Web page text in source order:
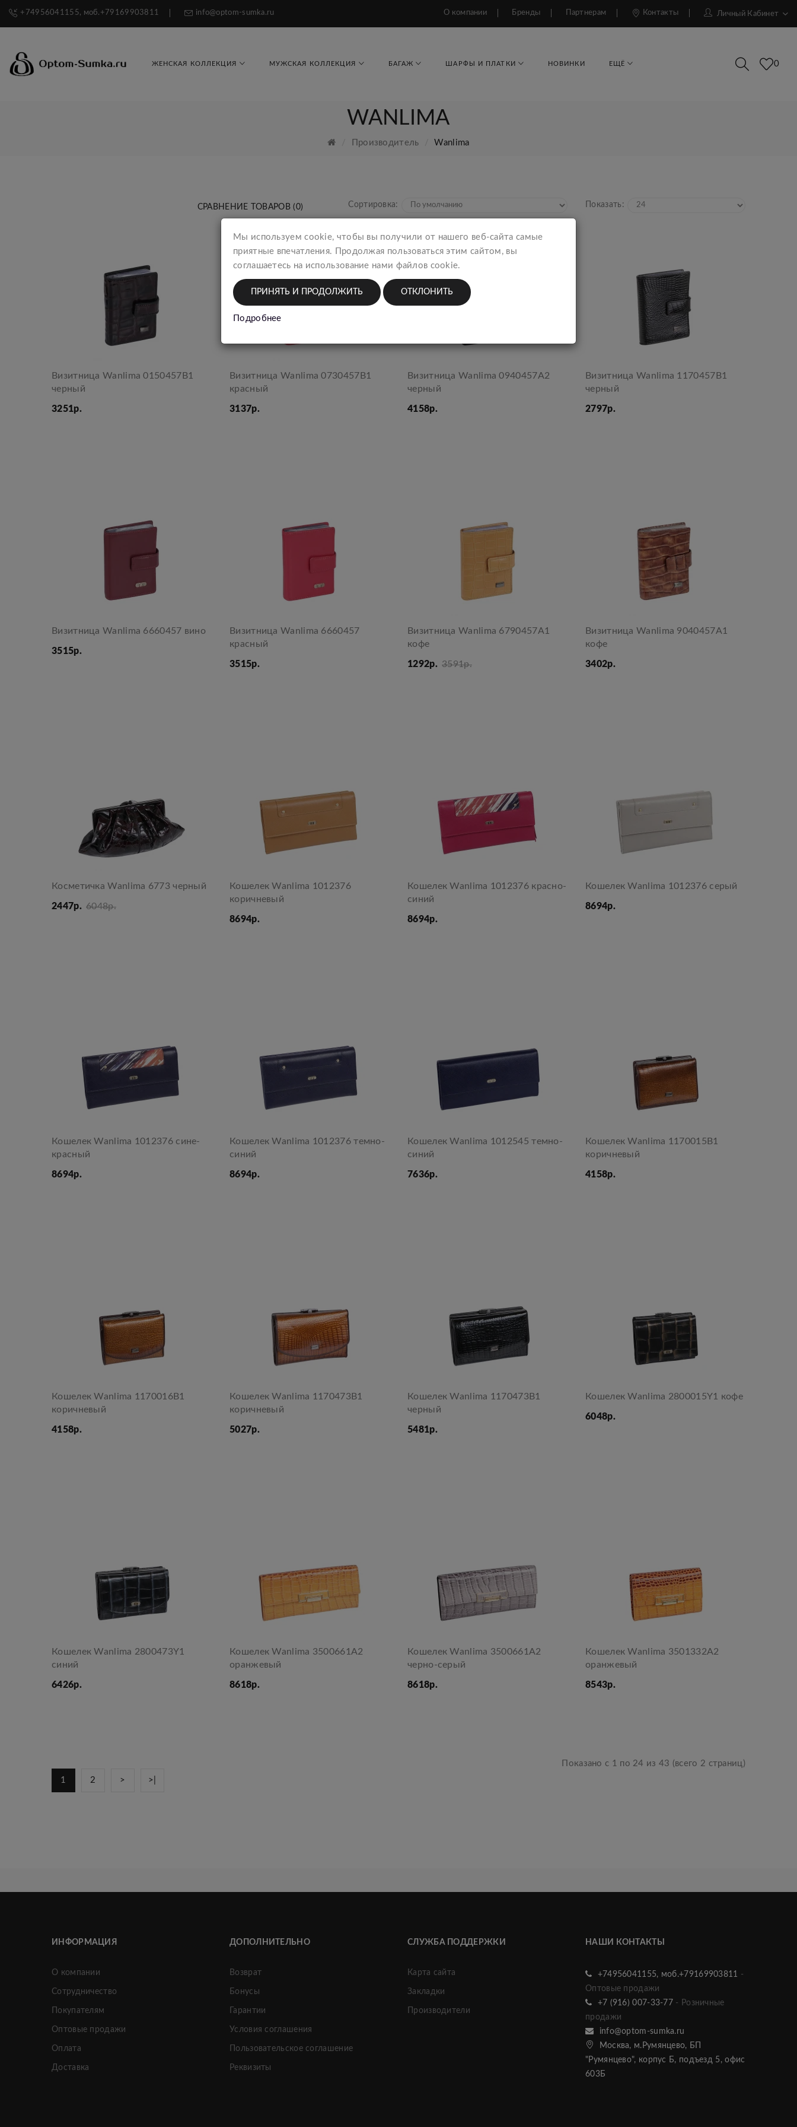
+74956041155, моб.+79169903811 info@optom-sumka.ru О компании Бренды Партнерам Контакты Личный Кабинет
ЖЕНСКАЯ КОЛЛЕКЦИЯ МУЖСКАЯ КОЛЛЕКЦИЯ БАГАЖ ШАРФЫ И ПЛАТКИ НОВИНКИ ЕЩЁ 0
WANLIMA
Производитель Wanlima
СРАВНЕНИЕ ТОВАРОВ (0) Сортировка: Показать:
Визитница Wanlima 0150457В1
черный
3251р.
Визитница Wanlima 0730457B1
красный
3137р.
Визитница Wanlima 0940457A2
черный
4158р.
Визитница Wanlima 1170457B1
черный
2797р.
Визитница Wanlima 6660457 вино
3515р.
Визитница Wanlima 6660457
красный
3515р.
Визитница Wanlima 6790457A1
кофе
1292р. 3591р.
Визитница Wanlima 9040457A1
кофе
3402р.
Косметичка Wanlima 6773 черный
2447р. 6048р.
Кошелек Wanlima 1012376
коричневый
8694р.
Кошелек Wanlima 1012376 красно-
синий
8694р.
Кошелек Wanlima 1012376 серый
8694р.
Кошелек Wanlima 1012376 сине-
красный
8694р.
Кошелек Wanlima 1012376 темно-
синий
8694р.
Кошелек Wanlima 1012545 темно-
синий
7636р.
Кошелек Wanlima 1170015B1
коричневый
4158р.
Кошелек Wanlima 1170016B1
коричневый
4158р.
Кошелек Wanlima 1170473B1
коричневый
5027р.
Кошелек Wanlima 1170473B1
черный
5481р.
Кошелек Wanlima 2800015Y1 кофе
6048р.
Кошелек Wanlima 2800473Y1
синий
6426р.
Кошелек Wanlima 3500661А2
оранжевый
8618р.
Кошелек Wanlima 3500661А2
черно-серый
8618р.
Кошелек Wanlima 3501332А2
оранжевый
8543р.
1 2 > >|
Показано с 1 по 24 из 43 (всего 2 страниц)
ИНФОРМАЦИЯ
О компании
Сотрудничество
Покупателям
Оптовые продажи
Оплата
Доставка
ДОПОЛНИТЕЛЬНО
Возврат
Бонусы
Гарантии
Условия соглашения
Пользовательское соглашение
Реквизиты
СЛУЖБА ПОДДЕРЖКИ
Карта сайта
Закладки
Производители
НАШИ КОНТАКТЫ
+74956041155, моб.+79169903811
-
Оптовые продажи
+7 (916) 007-33-77 - Розничные
продажи
info@optom-sumka.ru
Москва, м.Румянцево, БП
"Румянцево", корпус Б, подъезд 5, офис
603Б
Мы используем cookie, чтобы вы получили от нашего веб-сайта самые
приятные впечатления. Продолжая пользоваться этим сайтом, вы
соглашаетесь на использование нами файлов cookie.
ПРИНЯТЬ И ПРОДОЛЖИТЬ ОТКЛОНИТЬ
Подробнее